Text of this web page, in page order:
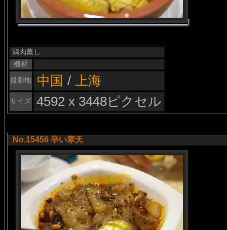
鶏肉蒸し
機材
撮影地
中国 / 上海
サイズ 4592 x 3448ピクセル
No.15456 辛い寒天